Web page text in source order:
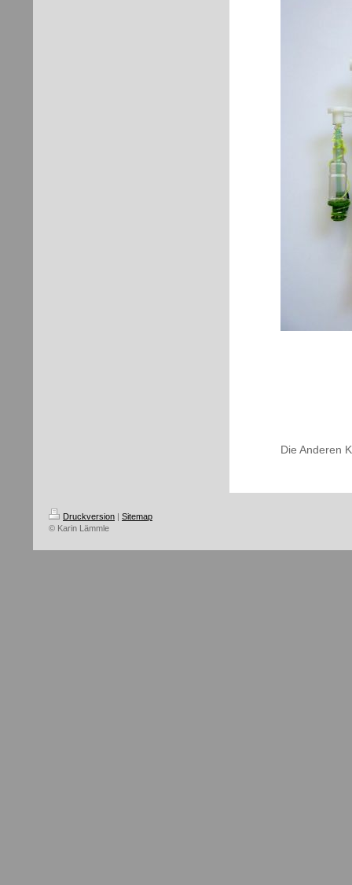
Die Anderen
Druckversion | Sitemap
© Karin Lämmle